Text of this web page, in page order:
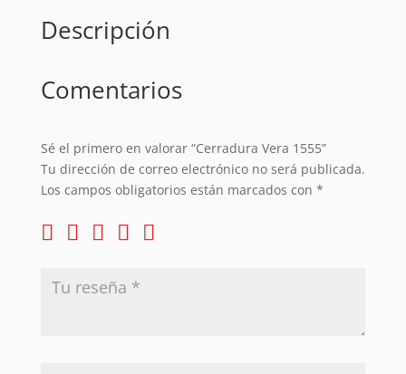
Descripción
Comentarios
Sé el primero en valorar “Cerradura Vera 1555”
Tu dirección de correo electrónico no será publicada.
Los campos obligatorios están marcados con *